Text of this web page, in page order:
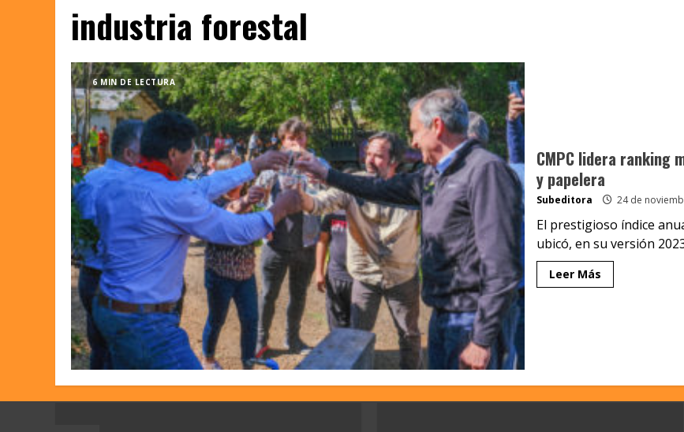
industria forestal
6 MIN DE LECTURA
CMPC lidera ranking
y papelera
Subeditora 24 de
El prestigioso índice
ubicó, en su versión
Leer Más